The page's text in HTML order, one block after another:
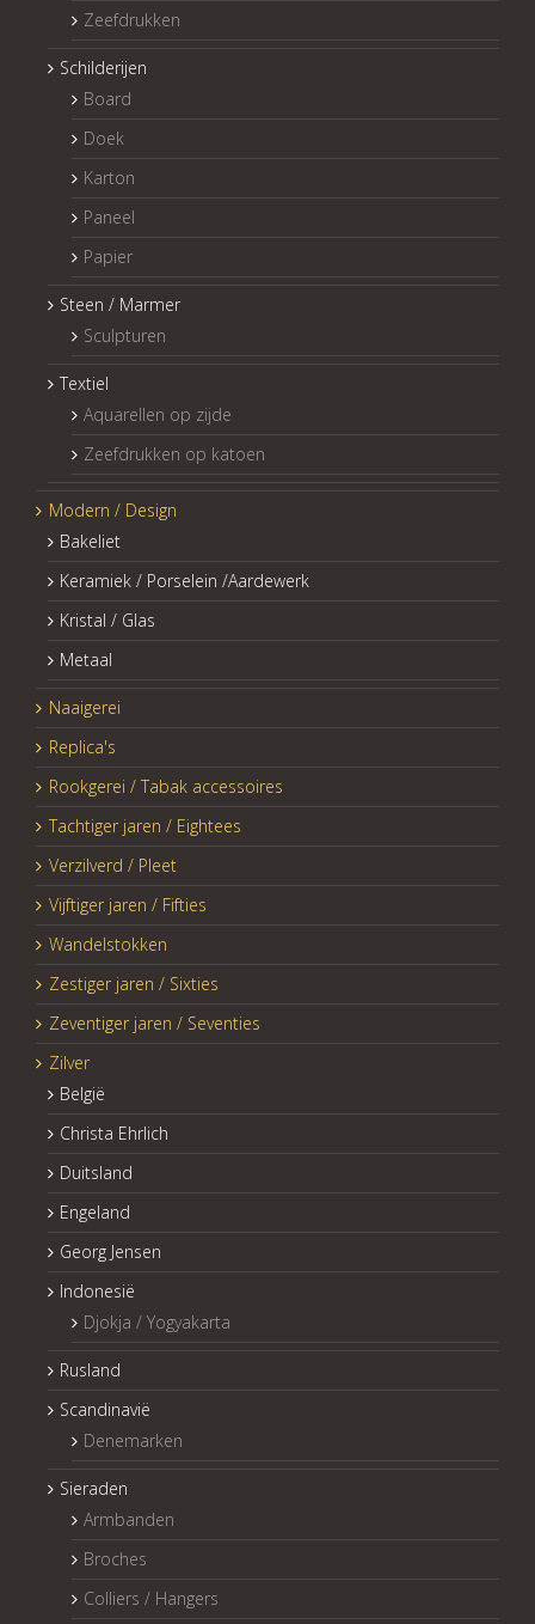
Zeefdrukken
Schilderijen
Board
Doek
Karton
Paneel
Papier
Steen / Marmer
Sculpturen
Textiel
Aquarellen op zijde
Zeefdrukken op katoen
Modern / Design
Bakeliet
Keramiek / Porselein /Aardewerk
Kristal / Glas
Metaal
Naaigerei
Replica's
Rookgerei / Tabak accessoires
Tachtiger jaren / Eightees
Verzilverd / Pleet
Vijftiger jaren / Fifties
Wandelstokken
Zestiger jaren / Sixties
Zeventiger jaren / Seventies
Zilver
België
Christa Ehrlich
Duitsland
Engeland
Georg Jensen
Indonesië
Djokja / Yogyakarta
Rusland
Scandinavië
Denemarken
Sieraden
Armbanden
Broches
Colliers / Hangers